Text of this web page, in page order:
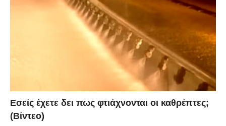
Εσείς έχετε δει πως φτιάχνονται οι καθρέπτες;
(Βίντεο)